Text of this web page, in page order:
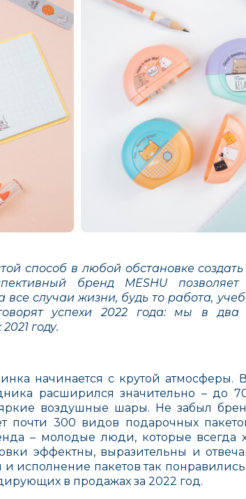
способ в любой обстановке создать
бренд MESHU
случаи жизни, будь то работа,
успехи 2022 года: мы в два
году.
начинается с крутой
расширился значительно – до
воздушные шары. Не забыл
почти 300 видов подарочных
– молодые люди, которые всегда
эффектны, выразительны и
исполнение пакетов так понравились
в продажах за 2022 год.